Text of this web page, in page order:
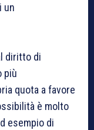
un
diritto di
più
quota a favore
è molto
esempio di